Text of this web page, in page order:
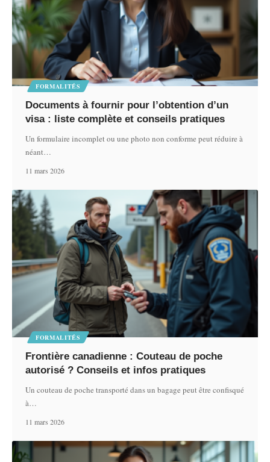
FORMALITÉS
Documents à fournir pour l’obtention d’un
visa : liste complète et conseils pratiques
Un formulaire incomplet ou une photo non conforme peut réduire à
néant…
11 mars 2026
FORMALITÉS
Frontière canadienne : Couteau de poche
autorisé ? Conseils et infos pratiques
Un couteau de poche transporté dans un bagage peut être confisqué
à…
11 mars 2026